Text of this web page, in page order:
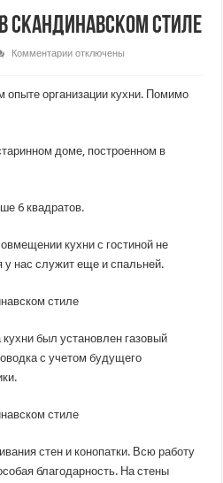
скандинавском стиле
Комментариик
в
отключены
опыте организации кухни. Помимо
доме, построенном в
6 квадратов.
кухни с гостиной не
у нас служит еще и спальней.
был установлен газовый
с учетом будущего
стен и конопатки. Всю работу
благодарность. На стены